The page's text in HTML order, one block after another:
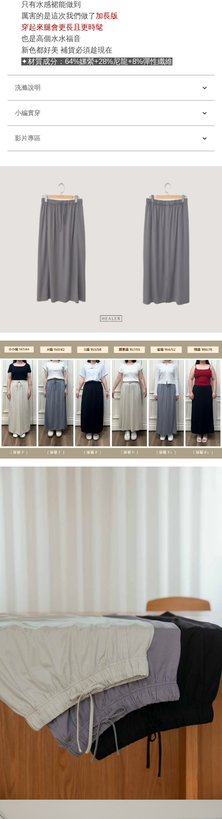
只有水感裙能做到
厲害的是這次我們做了加長版
穿起來腿會更長且更時髦
也是高個水水福音
新色都好美 補貨必須趁現在
✦材質成分：64%嫘縈+28%尼龍+8%彈性纖維
洗滌說明
小編實穿
影片專區